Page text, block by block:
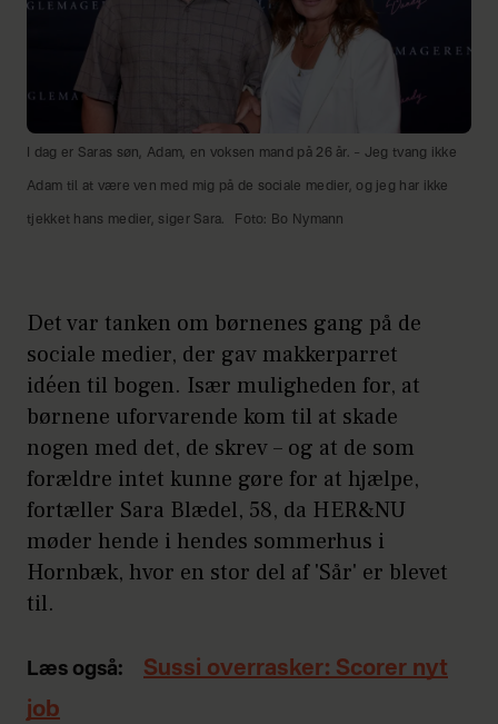
I dag er Saras søn, Adam, en voksen mand på 26 år. – Jeg tvang ikke
Adam til at være ven med mig på de sociale medier, og jeg har ikke
tjekket hans medier, siger Sara. Foto: Bo Nymann
Det var tanken om børnenes gang på de
sociale medier, der gav makkerparret
idéen til bogen. Især muligheden for, at
børnene uforvarende kom til at skade
nogen med det, de skrev – og at de som
forældre intet kunne gøre for at hjælpe,
fortæller Sara Blædel, 58, da HER&NU
møder hende i hendes sommerhus i
Hornbæk, hvor en stor del af 'Sår' er blevet
til.
Læs også:
Sussi overrasker: Scorer nyt
job